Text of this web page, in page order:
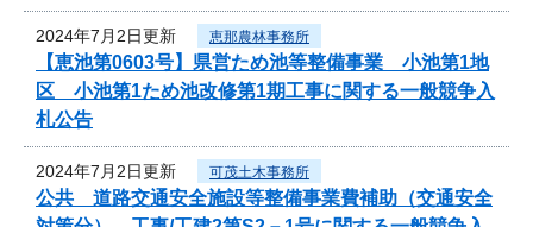
2024年7月2日更新 恵那農林事務所
【恵池第0603号】県営ため池等整備事業 小池第1地
区 小池第1ため池改修第1期工事に関する一般競争入
札公告
2024年7月2日更新 可茂土木事務所
公共 道路交通安全施設等整備事業費補助（交通安全